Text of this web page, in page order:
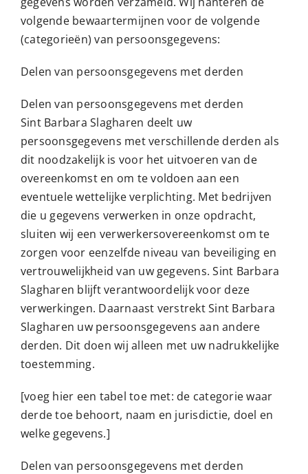
volgende bewaartermijnen voor de volgende
(categorieën) van persoonsgegevens:
Delen van persoonsgegevens met derden
Delen van persoonsgegevens met derden
Sint Barbara Slagharen deelt uw
persoonsgegevens met verschillende derden als
dit noodzakelijk is voor het uitvoeren van de
overeenkomst en om te voldoen aan een
eventuele wettelijke verplichting. Met bedrijven
die u gegevens verwerken in onze opdracht,
sluiten wij een verwerkersovereenkomst om te
zorgen voor eenzelfde niveau van beveiliging en
vertrouwelijkheid van uw gegevens. Sint Barbara
Slagharen blijft verantwoordelijk voor deze
verwerkingen. Daarnaast verstrekt Sint Barbara
Slagharen uw persoonsgegevens aan andere
derden. Dit doen wij alleen met uw nadrukkelijke
toestemming.
[voeg hier een tabel toe met: de categorie waar
derde toe behoort, naam en jurisdictie, doel en
welke gegevens.]
Delen van persoonsgegevens met derden